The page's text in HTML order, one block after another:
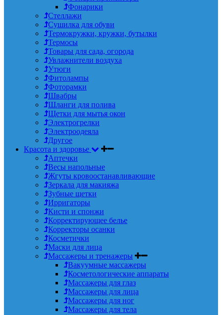
Фонарики
Стеллажи
Сушилка для обуви
Термокружки, кружки, бутылки
Термосы
Товары для сада, огорода
Увлажнители воздуха
Утюги
Фитолампы
Фоторамки
Швабры
Шланги для полива
Щетки для мытья окон
Электрогрелки
Электроодеяла
Другое
Красота и здоровье
Аптечки
Весы напольные
Жгуты кровоостанавливающие
Зеркала для макияжа
Зубные щетки
Ирригаторы
Кисти и спонжи
Корректирующее белье
Корректоры осанки
Косметички
Маски для лица
Массажеры и тренажеры
Вакуумные массажеры
Косметологические аппараты
Массажеры для глаз
Массажеры для лица
Массажеры для ног
Массажеры для тела